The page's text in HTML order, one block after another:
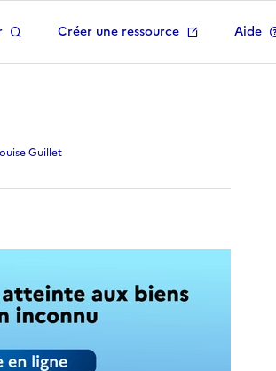
Créer une ressource Aide
Guillet